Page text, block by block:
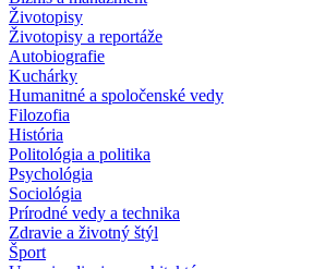
Životopisy
Životopisy a reportáže
Autobiografie
Kuchárky
Humanitné a spoločenské vedy
Filozofia
História
Politológia a politika
Psychológia
Sociológia
Prírodné vedy a technika
Zdravie a životný štýl
Šport